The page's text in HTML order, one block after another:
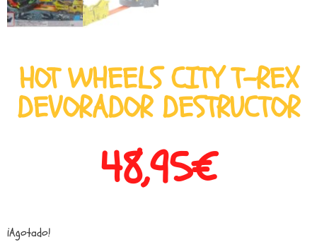
HOT WHEELS CITY T-REX
DEVORADOR DESTRUCTOR
48,95€
¡Agotado!